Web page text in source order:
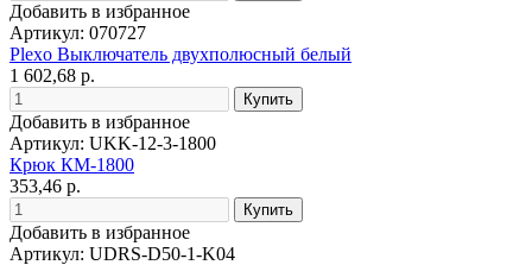
Добавить в избранное
Артикул: 070727
Plexo Выключатель двухполюсный белый
1 602,68 р.
Добавить в избранное
Артикул: UKK-12-3-1800
Крюк КМ-1800
353,46 р.
Добавить в избранное
Артикул: UDRS-D50-1-K04